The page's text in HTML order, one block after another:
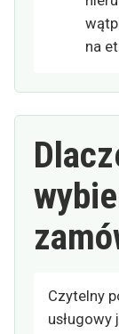
na
Czytelny
usługowy